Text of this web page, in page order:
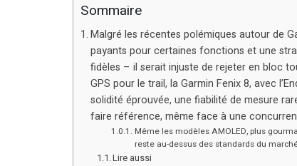
Sommaire
Malgré les récentes polémiques autour de
payants pour certaines fonctions et une
fidèles – il serait injuste de rejeter en bloc
GPS pour le trail, la Garmin Fenix 8, avec
solidité éprouvée, une fiabilité de mesure
faire référence, même face à une
Même les modèles AMOLED, plus
reste au-dessus des standards du
Lire aussi